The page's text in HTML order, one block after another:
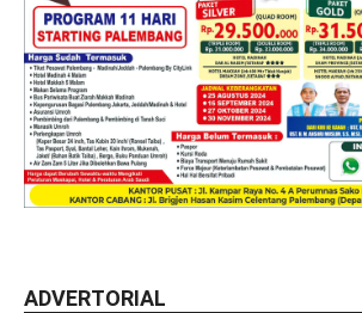
ADVERTORIAL